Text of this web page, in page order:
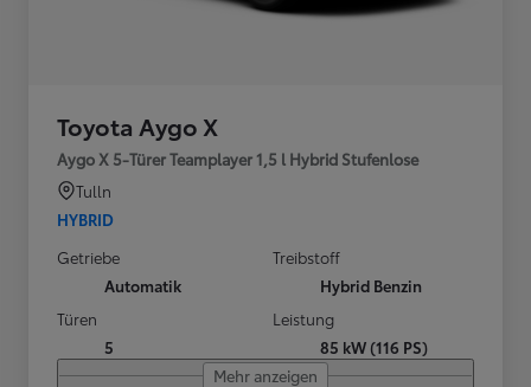
Toyota Aygo X
Aygo X 5-Türer Teamplayer 1,5 l Hybrid Stufenlose
Tulln
HYBRID
Getriebe
Automatik
Treibstoff
Hybrid Benzin
Türen
5
Leistung
85 kW (116 PS)
Mehr anzeigen